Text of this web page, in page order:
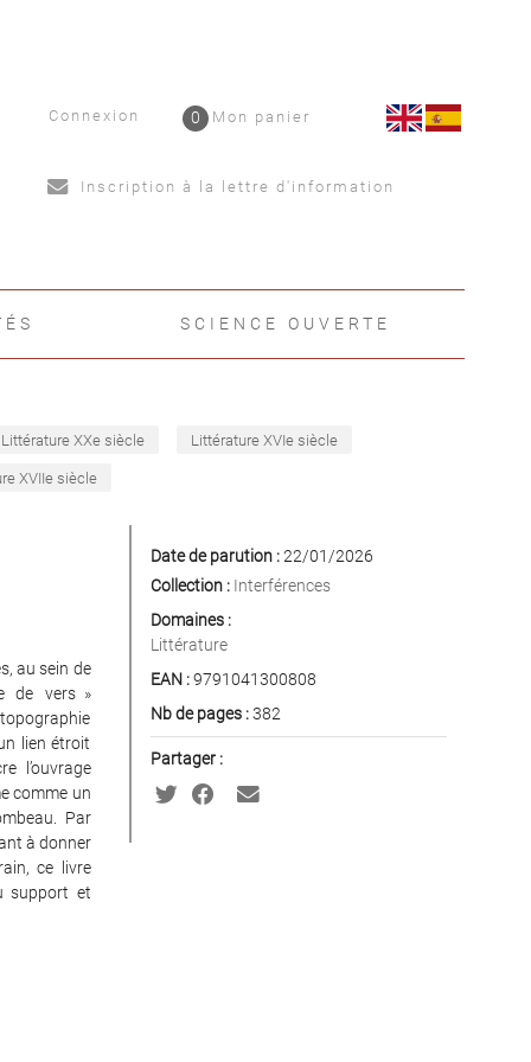
Connexion Mon panier
0
Inscription à la lettre d'information
SCIENCE OUVERTE
Littérature XXe siècle Littérature XVIe siècle
XVIIe siècle
au sein de
de vers »
lien étroit
l’ouvrage
comme un
Par
à donner
ce livre
support et
Date de parution :22/01/2026
Collection : Interférences
Domaines :
Littérature
EAN :9791041300808
Nb de pages :382
Partager :